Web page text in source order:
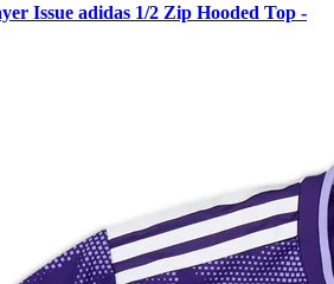
Issue adidas 1/2 Zip Hooded Top -